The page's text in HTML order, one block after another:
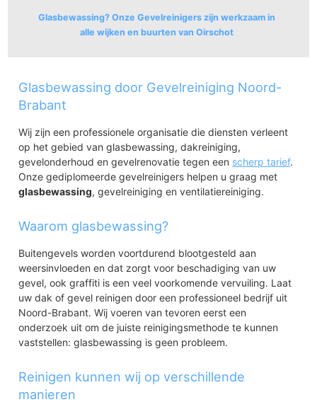
Glasbewassing? Onze Gevelreinigers zijn werkzaam in
alle wijken en buurten van Oirschot
Oirschot-Centrum
Oirschot Noordoost
Snepseind en Bijsterveld
Straten met Moleneind
Spoordonk
Spoordonk
Glasbewassing door Gevelreiniging Noord-
Brabant
Wij zijn een professionele organisatie die diensten verleent
op het gebied van glasbewassing, dakreiniging,
gevelonderhoud en gevelrenovatie tegen een scherp tarief.
Onze gediplomeerde gevelreinigers helpen u graag met
glasbewassing, gevelreiniging en ventilatiereiniging.
Waarom glasbewassing?
Buitengevels worden voortdurend blootgesteld aan
weersinvloeden en dat zorgt voor beschadiging van uw
gevel, ook graffiti is een veel voorkomende vervuiling. Laat
uw dak of gevel reinigen door een professioneel bedrijf uit
Noord-Brabant. Wij voeren van tevoren eerst een
onderzoek uit om de juiste reinigingsmethode te kunnen
vaststellen: glasbewassing is geen probleem.
Reinigen kunnen wij op verschillende
manieren